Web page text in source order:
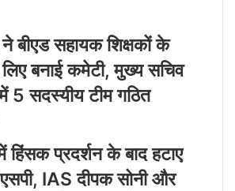
बीएड सहायक शिक्षकों के
बनाई कमेटी, मुख्य सचिव
5 सदस्यीय टीम गठित
हिंसक प्रदर्शन के बाद हटाए
IAS दीपक सोनी और